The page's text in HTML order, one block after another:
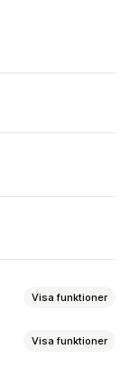
Visa funktioner
Visa funktioner